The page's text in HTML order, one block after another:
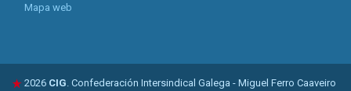
Mapa web
2026 CIG . Confederación Intersindical Galega - Miguel Ferro Caaveiro